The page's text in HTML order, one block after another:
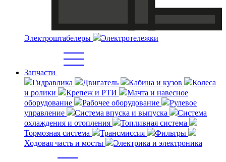
Электроштабелеры Электротележки
Запчасти
Гидравлика
Двигатель Кабина и кузов
Колеса
и ролики
Крепеж и РТИ
Мачта и навесное
оборудование
Рабочее оборудование
Рулевое
управление
Система впуска и выпуска
Система
охлаждения и отопления
Топливная система
Тормозная система
Трансмиссия
Фильтры
Ходовая часть и мосты
Электрика и электроника